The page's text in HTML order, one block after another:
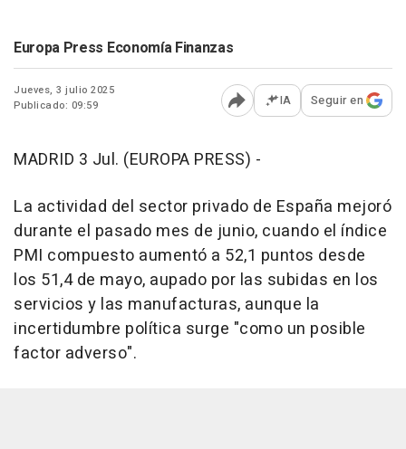
Europa Press Economía Finanzas
Jueves, 3 julio 2025
Publicado: 09:59
Abrir opciones para
IA Seguir en
MADRID 3 Jul. (EUROPA PRESS) -
La actividad del sector privado de España mejoró
durante el pasado mes de junio, cuando el índice
PMI compuesto aumentó a 52,1 puntos desde
los 51,4 de mayo, aupado por las subidas en los
servicios y las manufacturas, aunque la
incertidumbre política surge "como un posible
factor adverso".